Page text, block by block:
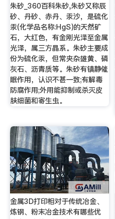
朱砂_360百科朱砂,朱砂又称辰
砂、丹砂、赤丹、汞沙，是硫化
汞(化学品名称:HgS)的天然矿
石，大红色，有金刚光泽至金属
光泽，属三方晶系。朱砂主要成
份为硫化汞，但常夹杂雄黄、磷
灰石、沥青质等。朱砂有镇静催
眠作用，认识不甚一致;有解毒
防腐作用;外用能抑制或杀灭皮
肤细菌和寄生虫。
金属3D打印相对于传统冶金、
炼钢、粉末冶金技术有哪些优